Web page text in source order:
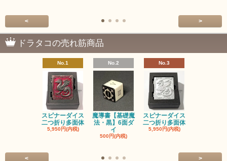
< >
ドラタコの売れ筋商品
No.1
スピナーダイス
二つ折り多面体
5,950円(内税)
No.2
魔導書【基礎魔
法・黒】6面ダ
イ
500円(内税)
No.3
スピナーダイス
二つ折り多面体
5,950円(内税)
< >